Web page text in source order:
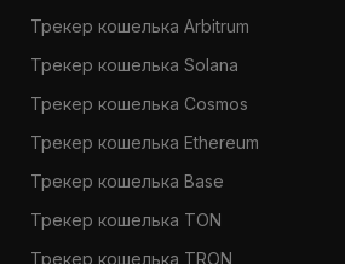
Трекер кошелька Arbitrum
Трекер кошелька Solana
Трекер кошелька Cosmos
Трекер кошелька Ethereum
Трекер кошелька Base
Трекер кошелька TON
Трекер кошелька TRON